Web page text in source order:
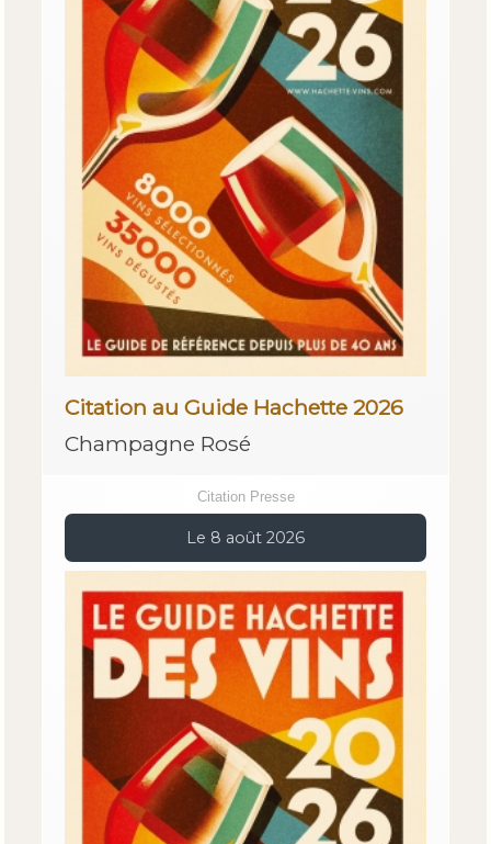
Citation au Guide Hachette 2026
Champagne Rosé
Citation Presse
Le 8 août 2026